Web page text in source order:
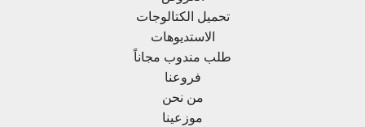
تحميل الكتالوجات
الاستديوهات
طلب مندوب مجاناً
فروعنا
من نحن
موزعينا